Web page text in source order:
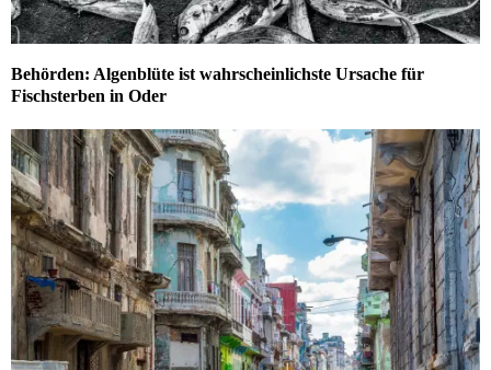
Behörden: Algenblüte ist wahrscheinlichste Ursache für
Fischsterben in Oder